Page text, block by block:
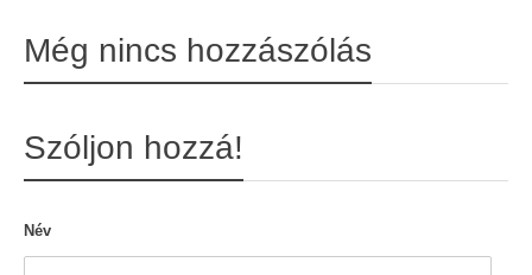
Még nincs hozzászólás
Szóljon hozzá!
Név